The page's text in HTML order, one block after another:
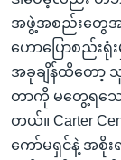
အဖွဲ့အစည်းတွေအက
ဟောပြောစည်းရုံ
အခုချိန်ထိတော့
တာကို မတွေ့ရသေး
တယ်။ Carter
ကော်မရှင်နဲ့ အစို